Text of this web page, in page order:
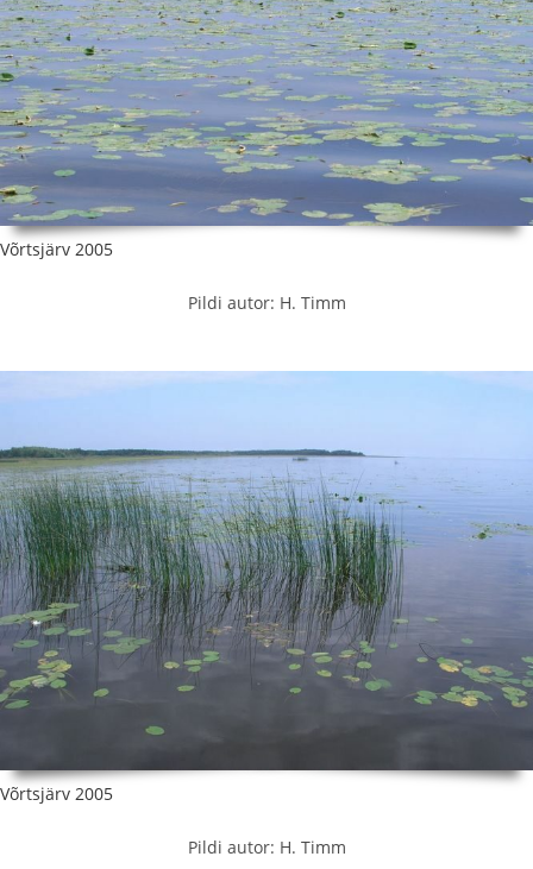
Võrtsjärv 2005
Pildi autor: H. Timm
Võrtsjärv 2005
Pildi autor: H. Timm